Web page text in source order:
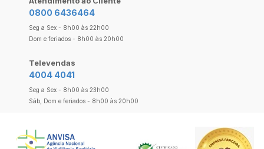
0800 6436464
Seg a Sex - 8h00 às 22h00
Dom e feriados - 8h00 às 20h00
Televendas
4004 4041
Seg a Sex - 8h00 às 23h00
Sáb, Dom e feriados - 8h00 às 20h00